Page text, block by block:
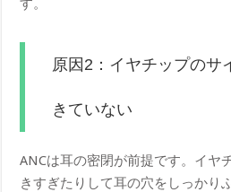
す。
原因2：イヤチップのサ
きていない
ANCは耳の密閉が前提です。イヤ
きすぎたりして耳の穴をしっかり